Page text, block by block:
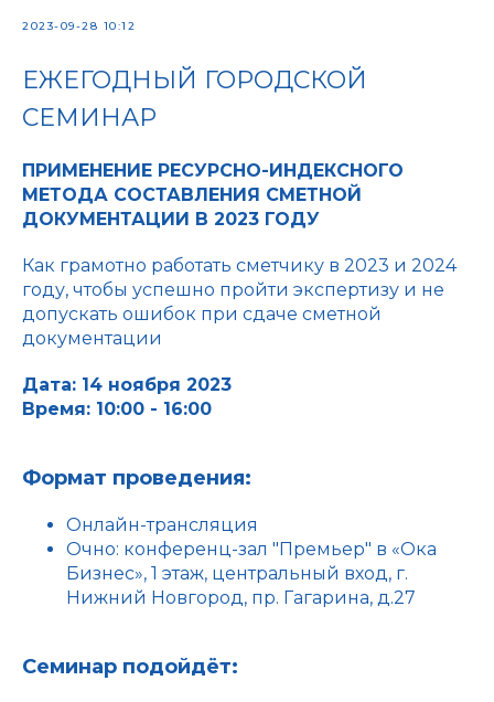
2023-09-28 10:12
ЕЖЕГОДНЫЙ ГОРОДСКОЙ
СЕМИНАР
ПРИМЕНЕНИЕ РЕСУРСНО-ИНДЕКСНОГО
МЕТОДА СОСТАВЛЕНИЯ СМЕТНОЙ
ДОКУМЕНТАЦИИ В 2023 ГОДУ
Как грамотно работать сметчику в 2023 и 2024
году, чтобы успешно пройти экспертизу и не
допускать ошибок при сдаче сметной
документации
Дата: 14 ноября 2023
Время: 10:00 - 16:00
Формат проведения:
Онлайн-трансляция
Очно: конференц-зал "Премьер" в «Ока
Бизнес», 1 этаж, центральный вход, г.
Нижний Новгород, пр. Гагарина, д.27
Семинар подойдёт: